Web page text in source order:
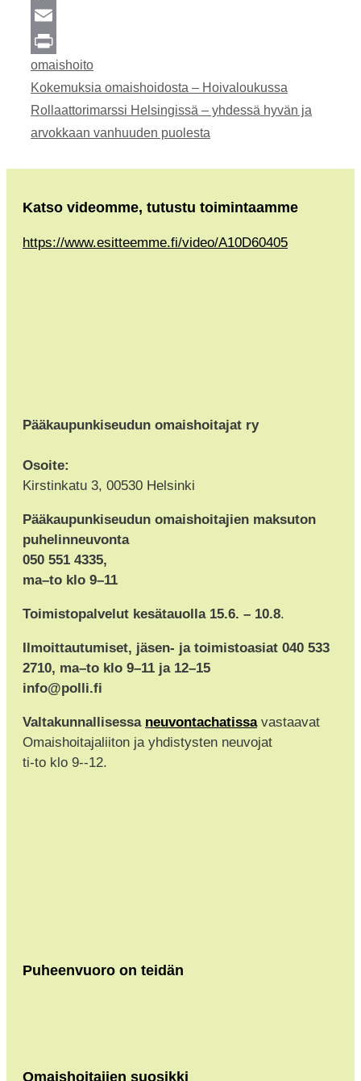
Copy
Link
Email
Print
Kategoriat
omaishoito
Kokemuksia omaishoidosta – Hoivaloukussa
Rollaattorimarssi Helsingissä – yhdessä hyvän ja
arvokkaan vanhuuden puolesta
Katso videomme, tutustu toimintaamme
https://www.esitteemme.fi/video/A10D60405
Pääkaupunkiseudun omaishoitajat ry
Osoite:
Kirstinkatu 3, 00530 Helsinki
Pääkaupunkiseudun omaishoitajien maksuton
puhelinneuvonta
050 551 4335,
ma–to klo 9–11
Toimistopalvelut kesätauolla 15.6. – 10.8.
Ilmoittautumiset, jäsen- ja toimistoasiat 040 533
2710, ma–to klo 9–11 ja 12–15
info@polli.fi
Valtakunnallisessa neuvontachatissavastaavat
Omaishoitajaliiton ja yhdistysten neuvojat
ti-to klo 9--12.
Puheenvuoro on teidän
Omaishoitajien suosikki